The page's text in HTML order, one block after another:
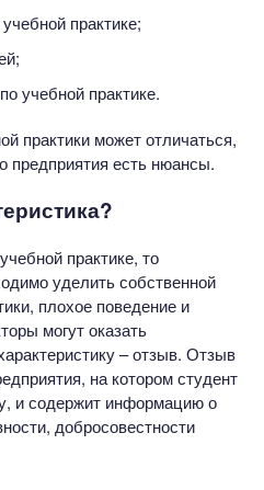
практике;
учебной практике.
практики может отличаться,
предприятия есть нюансы.
практике, то
уделить собственной
плохое поведение и
могут оказать
– отзыв. Отзыв
на котором студент
и содержит информацию о
добросовестности